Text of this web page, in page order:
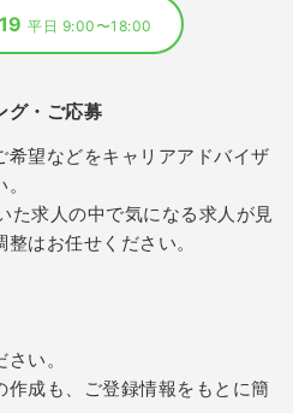
平日 9:00〜18:00
グ・ご応募
希望などをキャリアアドバイザ
た求人の中で気になる求人が見
はお任せください。
い。
作成も、ご登録情報をもとに簡